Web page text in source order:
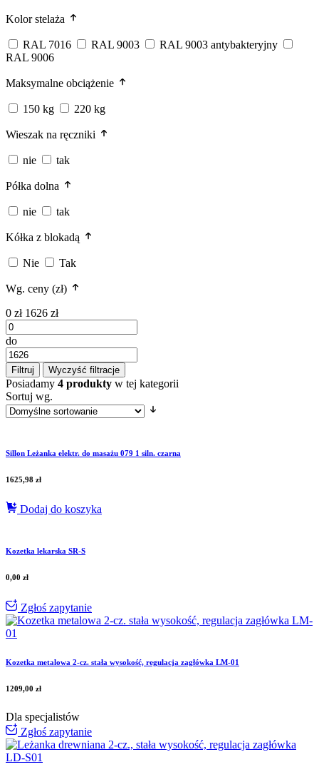
Kolor stelaża
RAL 7016 RAL 9003
RAL 9003 antybakteryjny
RAL 9006
Maksymalne obciążenie
150 kg 220 kg
Wieszak na ręczniki
nie tak
Półka dolna
nie tak
Kółka z blokadą
Nie Tak
Wg. ceny (zł)
0 zł 1626 zł
do
Filtruj Wyczyść filtracje
Posiadamy 4 produkty w tej kategorii
Sortuj wg.
Sillon Leżanka elektr. do masażu 079 1 siln. czarna
1625,98 zł
Dodaj do koszyka
Kozetka lekarska SR-S
0,00 zł
Zgłoś zapytanie
Kozetka metalowa 2-cz. stała wysokość, regulacja zagłówka LM-01
1209,00 zł
Dla specjalistów
Zgłoś zapytanie